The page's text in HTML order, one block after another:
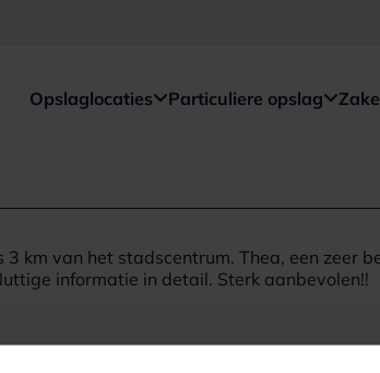
Opslaglocaties Particuliere opslag
km van het stadscentrum. Thea, een zeer
informatie in detail. Sterk aanbevolen!!